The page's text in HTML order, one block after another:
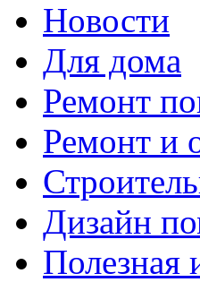
Новости
Для дома
Ремонт
Ремонт и
Дизайн
Полезная